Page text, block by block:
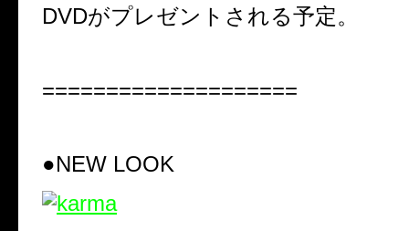
DVDがプレゼントされる予定。
====================
●NEW LOOK